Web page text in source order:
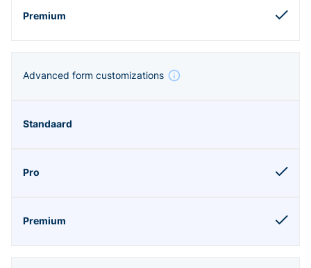
Advanced form customizations